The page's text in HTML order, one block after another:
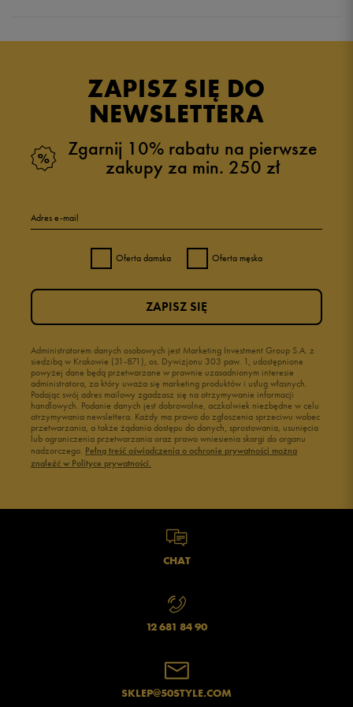
ZAPISZ SIĘ DO
NEWSLETTERA
Zgarnij 10% rabatu na pierwsze
zakupy za min. 250 zł
Adres e-mail
Oferta damska Oferta męska
Administratorem danych osobowych jest Marketing Investment Group S.A. z
siedzibą w Krakowie (31-871), os. Dywizjonu 303 paw. 1, udostępnione
powyżej dane będą przetwarzane w prawnie uzasadnionym interesie
administratora, za który uważa się marketing produktów i usług własnych.
Podając swój adres mailowy zgadzasz się na otrzymywanie informacji
handlowych. Podanie danych jest dobrowolne, aczkolwiek niezbędne w celu
otrzymywania newslettera. Każdy ma prawo do zgłoszenia sprzeciwu wobec
przetwarzania, a także żądania dostępu do danych, sprostowania, usunięcia
lub ograniczenia przetwarzania oraz prawo wniesienia skargi do organu
nadzorczego. Pełną treść oświadczenia o ochronie prywatności można
znaleźć w Polityce prywatności.
ZAPISZ SIĘ
CHAT
12 681 84 90
SKLEP@50STYLE.COM